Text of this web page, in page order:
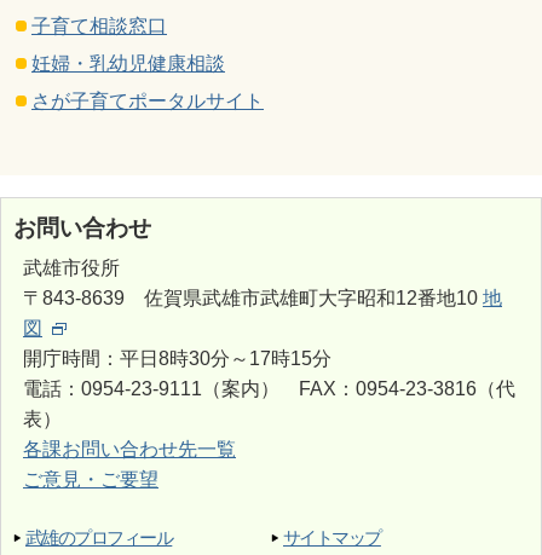
子育て相談窓口
妊婦・乳幼児健康相談
さが子育てポータルサイト
お問い合わせ
武雄市役所
〒843-8639 佐賀県武雄市武雄町大字昭和12番地10 地
図
開庁時間：平日8時30分～17時15分
電話：0954-23-9111（案内） FAX：0954-23-3816（代
表）
各課お問い合わせ先一覧
ご意見・ご要望
武雄のプロフィール サイトマップ